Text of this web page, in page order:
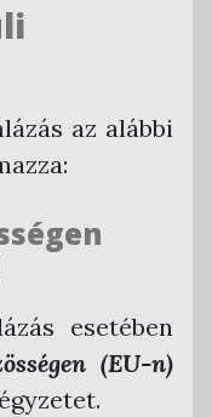
az alábbi
esetében
(EU-n)